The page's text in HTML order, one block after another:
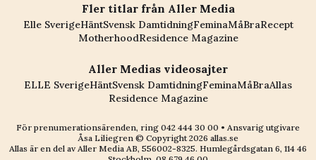
Fler titlar från Aller Media
Elle SverigeHäntSvensk DamtidningFeminaMåBraRecept
MotherhoodResidence Magazine
Aller Medias videosajter
ELLE SverigeHäntSvensk DamtidningFeminaMåBraAllas
Residence Magazine
För prenumerationsärenden, ring 042 444 30 00 • Ansvarig utgivare
Åsa Liliegren © Copyright2026 allas.se
Allas är en del av Aller Media AB, 556002-8325. Humlegårdsgatan 6, 114 46